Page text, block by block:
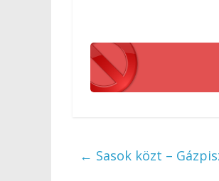
← Sasok közt –